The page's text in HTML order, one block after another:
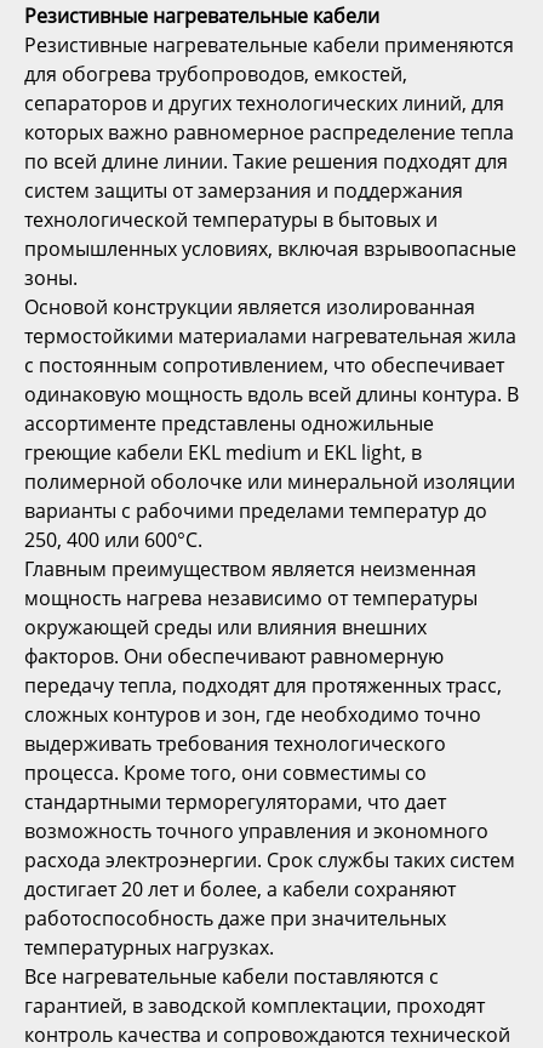
Резистивные нагревательные кабели
Резистивные нагревательные кабели применяются
для обогрева трубопроводов, емкостей,
сепараторов и других технологических линий, для
которых важно равномерное распределение тепла
по всей длине линии. Такие решения подходят для
систем защиты от замерзания и поддержания
технологической температуры в бытовых и
промышленных условиях, включая взрывоопасные
зоны.
Основой конструкции является изолированная
термостойкими материалами нагревательная жила
с постоянным сопротивлением, что обеспечивает
одинаковую мощность вдоль всей длины контура. В
ассортименте представлены одножильные
греющие кабели EKL medium и EKL light, в
полимерной оболочке или минеральной изоляции
варианты с рабочими пределами температур до
250, 400 или 600°С.
Главным преимуществом является неизменная
мощность нагрева независимо от температуры
окружающей среды или влияния внешних
факторов. Они обеспечивают равномерную
передачу тепла, подходят для протяженных трасс,
сложных контуров и зон, где необходимо точно
выдерживать требования технологического
процесса. Кроме того, они совместимы со
стандартными терморегуляторами, что дает
возможность точного управления и экономного
расхода электроэнергии. Срок службы таких систем
достигает 20 лет и более, а кабели сохраняют
работоспособность даже при значительных
температурных нагрузках.
Все нагревательные кабели поставляются с
гарантией, в заводской комплектации, проходят
контроль качества и сопровождаются технической